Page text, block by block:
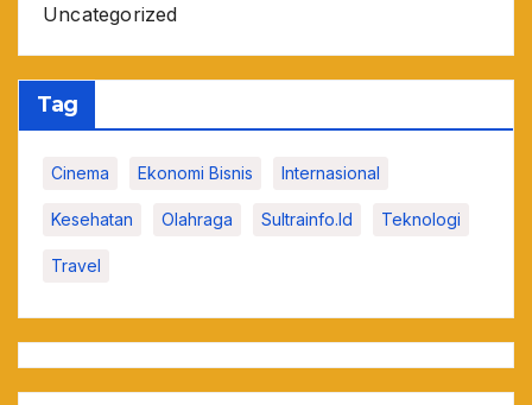
Uncategorized
Tag
Cinema Ekonomi Bisnis Internasional
Kesehatan Olahraga Sultrainfo.id Teknologi
Travel